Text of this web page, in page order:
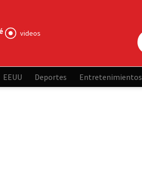
videos
EEUU Deportes Entretenimientos